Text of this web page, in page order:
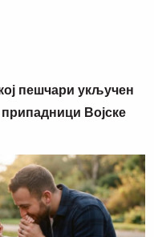
пешчари укључен
Војске